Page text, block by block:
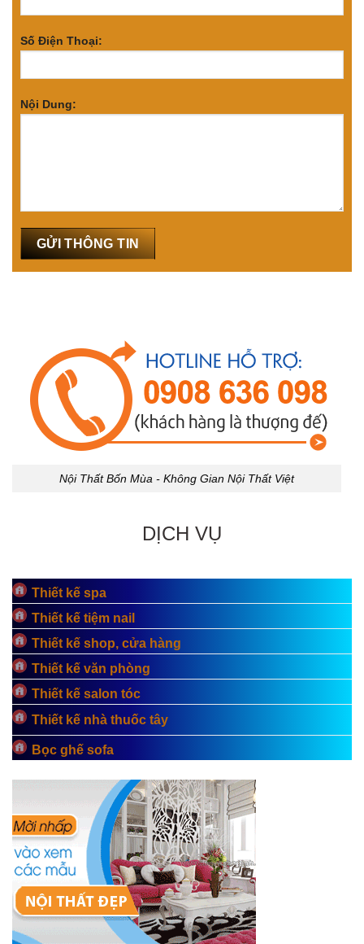
Số Điện Thoại:
Nội Dung:
Nội Thất Bốn Mùa - Không Gian Nội Thất Việt
DỊCH VỤ
Thiết kế spa
Thiết kế tiệm nail
Thiết kế shop, cửa hàng
Thiết kế văn phòng
Thiết kế salon tóc
Thiết kế nhà thuốc tây
Bọc ghế sofa